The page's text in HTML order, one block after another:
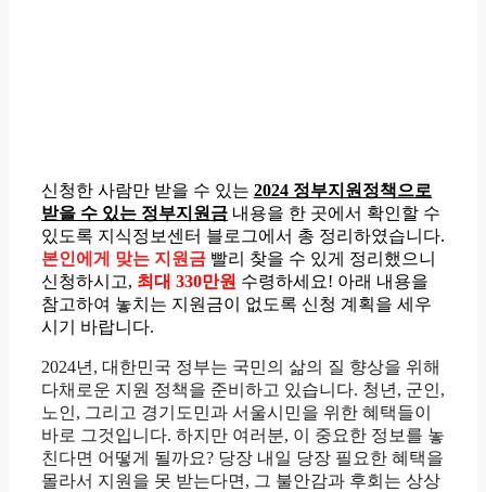
신청한 사람만 받을 수 있는 2024 정부지원정책으로
받을 수 있는 정부지원금 내용을 한 곳에서 확인할 수
있도록 지식정보센터 블로그에서 총 정리하였습니다.
본인에게 맞는 지원금 빨리 찾을 수 있게 정리했으니
신청하시고, 최대 330만원 수령하세요! 아래 내용을
참고하여 놓치는 지원금이 없도록 신청 계획을 세우
시기 바랍니다.
2024년, 대한민국 정부는 국민의 삶의 질 향상을 위해
다채로운 지원 정책을 준비하고 있습니다. 청년, 군인,
노인, 그리고 경기도민과 서울시민을 위한 혜택들이
바로 그것입니다. 하지만 여러분, 이 중요한 정보를 놓
친다면 어떻게 될까요? 당장 내일 당장 필요한 혜택을
몰라서 지원을 못 받는다면, 그 불안감과 후회는 상상